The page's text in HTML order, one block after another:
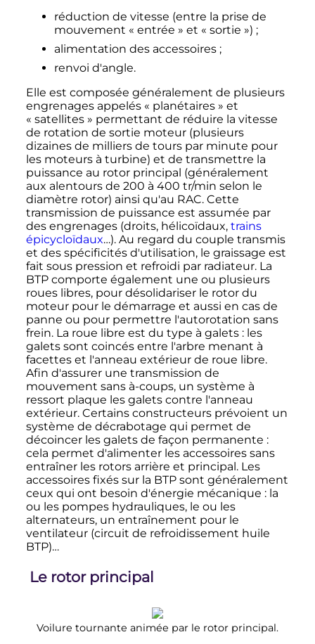
réduction de vitesse (entre la prise de
mouvement « entrée » et « sortie ») ;
alimentation des accessoires ;
renvoi d'angle.
Elle est composée généralement de plusieurs
engrenages appelés « planétaires » et
« satellites » permettant de réduire la vitesse
de rotation de sortie moteur (plusieurs
dizaines de milliers de tours par minute pour
les moteurs à turbine) et de transmettre la
puissance au rotor principal (généralement
aux alentours de 200 à 400 tr/min selon le
diamètre rotor) ainsi qu'au RAC. Cette
transmission de puissance est assumée par
des engrenages (droits, hélicoïdaux, trains
épicycloïdaux…). Au regard du couple transmis
et des spécificités d'utilisation, le graissage est
fait sous pression et refroidi par radiateur. La
BTP comporte également une ou plusieurs
roues libres, pour désolidariser le rotor du
moteur pour le démarrage et aussi en cas de
panne ou pour permettre l'autorotation sans
frein. La roue libre est du type à galets : les
galets sont coincés entre l'arbre menant à
facettes et l'anneau extérieur de roue libre.
Afin d'assurer une transmission de
mouvement sans à-coups, un système à
ressort plaque les galets contre l'anneau
extérieur. Certains constructeurs prévoient un
système de décrabotage qui permet de
décoincer les galets de façon permanente :
cela permet d'alimenter les accessoires sans
entraîner les rotors arrière et principal. Les
accessoires fixés sur la BTP sont généralement
ceux qui ont besoin d'énergie mécanique : la
ou les pompes hydrauliques, le ou les
alternateurs, un entraînement pour le
ventilateur (circuit de refroidissement huile
BTP)…
Le rotor principal
Voilure tournante animée par le rotor principal.